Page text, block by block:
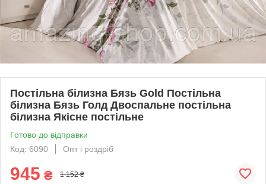
Постільна білизна Бязь Gold Постільна
білизна Бязь Голд Двоспальне постільна
білизна Якісне постільне
Готово до відправки
Код: 6090
Опт і роздріб
945 ₴ 1 152 ₴